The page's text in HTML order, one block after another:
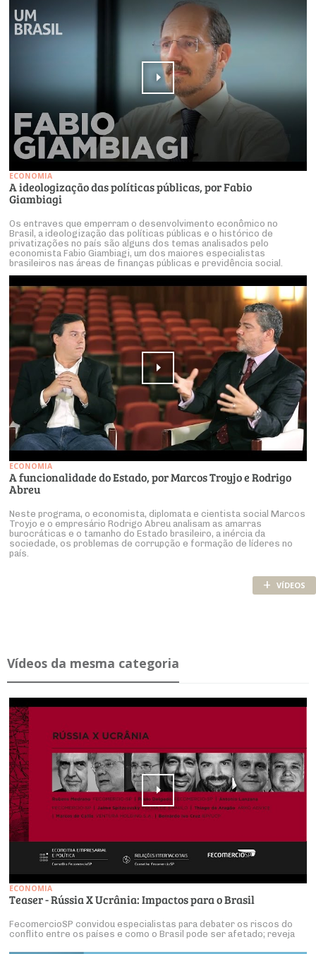
ECONOMIA
A ideologização das políticas públicas, por Fabio
Giambiagi
Os entraves que emperram o desenvolvimento econômico no
Brasil, a ideologização das políticas públicas e o histórico de
privatizações no país são alguns dos temas analisados pelo
economista Fabio Giambiagi, um dos maiores especialistas
brasileiros nas áreas de finanças públicas e previdência social.
ECONOMIA
A funcionalidade do Estado, por Marcos Troyjo e Rodrigo
Abreu
Neste programa, o economista, diplomata e cientista social Marcos
Troyjo e o empresário Rodrigo Abreu analisam as amarras
burocráticas e o tamanho do Estado brasileiro, a inércia da
sociedade, os problemas de corrupção e formação de líderes no
país.
+ VÍDEOS
Ví­deos da mesma ca­te­goria
ECONOMIA
Teaser - Rússia X Ucrânia: Impactos para o Brasil
FecomercioSP convidou especialistas para debater os riscos do
conflito entre os países e como o Brasil pode ser afetado; reveja